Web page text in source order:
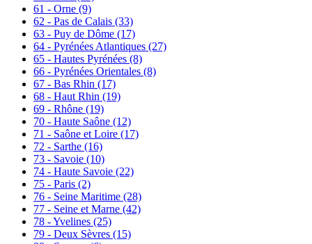
61 - Orne (9)
62 - Pas de Calais (33)
63 - Puy de Dôme (17)
64 - Pyrénées Atlantiques (27)
65 - Hautes Pyrénées (8)
66 - Pyrénées Orientales (8)
67 - Bas Rhin (17)
68 - Haut Rhin (19)
69 - Rhône (19)
70 - Haute Saône (12)
71 - Saône et Loire (17)
72 - Sarthe (16)
73 - Savoie (10)
74 - Haute Savoie (22)
75 - Paris (2)
76 - Seine Maritime (28)
77 - Seine et Marne (42)
78 - Yvelines (25)
79 - Deux Sèvres (15)